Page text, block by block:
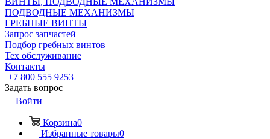
ПОДВОДНЫЕ МЕХАНИЗМЫ
ГРЕБНЫЕ ВИНТЫ
Запрос запчастей
Подбор гребных винтов
Тех обслуживание
Контакты
+7 800 555 9253
Задать вопрос
Войти
Корзина0
Избранные товары0